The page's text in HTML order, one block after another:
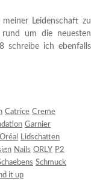
Leidenschaft zu
um die neuesten
schreibe ich ebenfalls
Catrice Creme
Garnier
Lidschatten
Nails ORLY P2
Schmuck
it up